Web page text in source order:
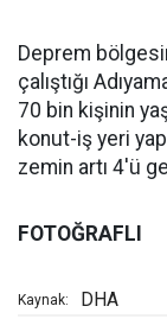
Deprem
çalıştığı
70 bin kişinin
konut-iş yeri
zemin artı 4'ü
FOTOĞRAFLI
Kaynak: DHA